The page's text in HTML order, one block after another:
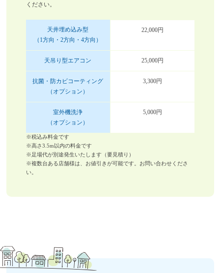
ください。
天井埋め込み型
（1方向・2方向・4方向）
22,000円
天吊り型エアコン 25,000円
抗菌・防カビコーティング
（オプション）
3,300円
室外機洗浄
（オプション）
5,000円
※税込み料金です
※高さ3.5m以内の料金です
※足場代が別途発生いたします（要見積り）
※複数台ある店舗様は、お値引きが可能です。お問い合わせくださ
い。